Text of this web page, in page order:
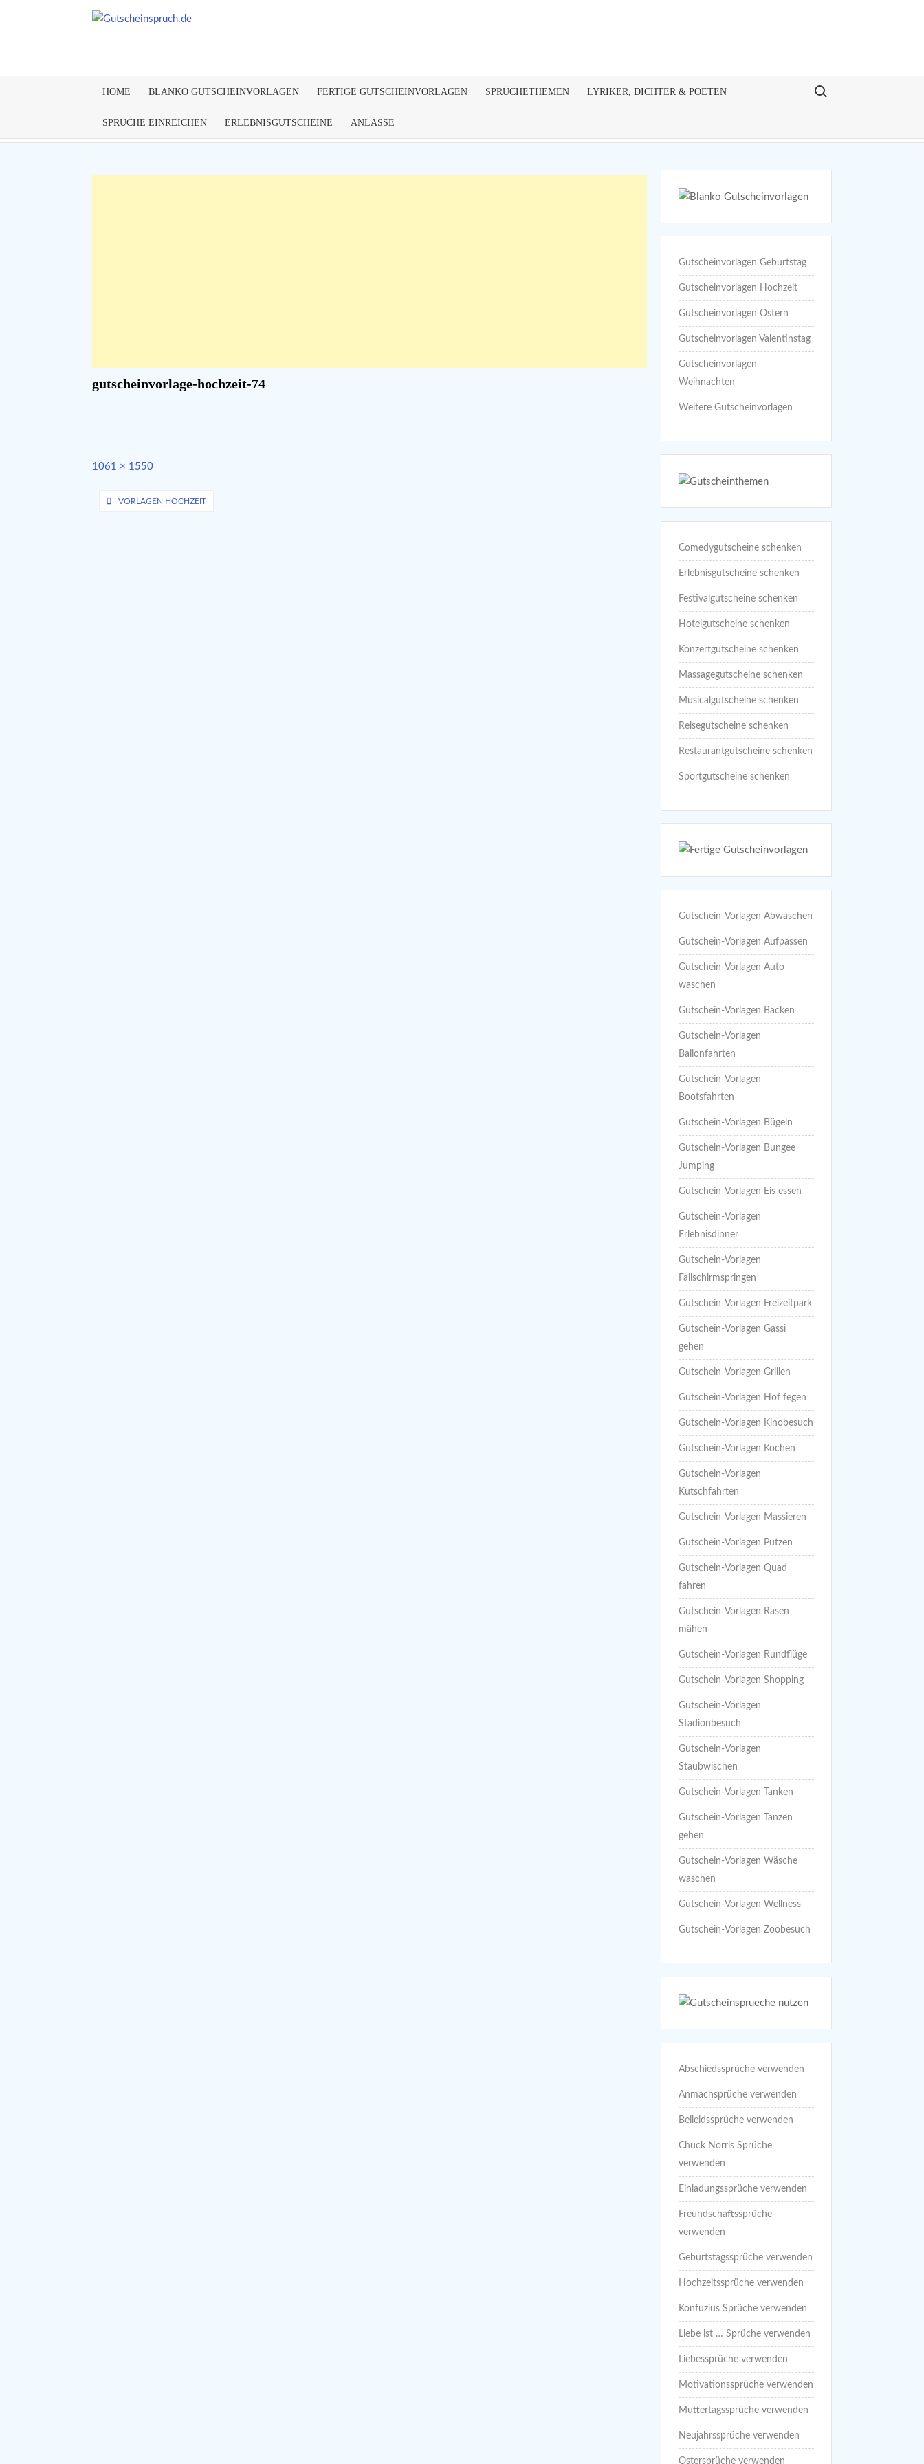
finden
HOME BLANKO GUTSCHEINVORLAGEN FERTIGE GUTSCHEINVORLAGEN SPRÜCHETHEMEN LYRIKER, DICHTER & POETEN
SPRÜCHE EINREICHEN ERLEBNISGUTSCHEINE ANLÄSSE
Search for:
gutscheinvorlage-hochzeit-74
Full
1061 × 1550
Beitragsnavigation
VORLAGEN HOCHZEIT
Gutscheinvorlagen Geburtstag
Gutscheinvorlagen Hochzeit
Gutscheinvorlagen Ostern
Gutscheinvorlagen Valentinstag
Gutscheinvorlagen
Weihnachten
Weitere Gutscheinvorlagen
Comedygutscheine schenken
Erlebnisgutscheine schenken
Festivalgutscheine schenken
Hotelgutscheine schenken
Konzertgutscheine schenken
Massagegutscheine schenken
Musicalgutscheine schenken
Reisegutscheine schenken
Restaurantgutscheine schenken
Sportgutscheine schenken
Gutschein-Vorlagen Abwaschen
Gutschein-Vorlagen Aufpassen
Gutschein-Vorlagen Auto
waschen
Gutschein-Vorlagen Backen
Gutschein-Vorlagen
Ballonfahrten
Gutschein-Vorlagen
Bootsfahrten
Gutschein-Vorlagen Bügeln
Gutschein-Vorlagen Bungee
Jumping
Gutschein-Vorlagen Eis essen
Gutschein-Vorlagen
Erlebnisdinner
Gutschein-Vorlagen
Fallschirmspringen
Gutschein-Vorlagen Freizeitpark
Gutschein-Vorlagen Gassi
gehen
Gutschein-Vorlagen Grillen
Gutschein-Vorlagen Hof fegen
Gutschein-Vorlagen Kinobesuch
Gutschein-Vorlagen Kochen
Gutschein-Vorlagen
Kutschfahrten
Gutschein-Vorlagen Massieren
Gutschein-Vorlagen Putzen
Gutschein-Vorlagen Quad
fahren
Gutschein-Vorlagen Rasen
mähen
Gutschein-Vorlagen Rundflüge
Gutschein-Vorlagen Shopping
Gutschein-Vorlagen
Stadionbesuch
Gutschein-Vorlagen
Staubwischen
Gutschein-Vorlagen Tanken
Gutschein-Vorlagen Tanzen
gehen
Gutschein-Vorlagen Wäsche
waschen
Gutschein-Vorlagen Wellness
Gutschein-Vorlagen Zoobesuch
Abschiedssprüche verwenden
Anmachsprüche verwenden
Beileidssprüche verwenden
Chuck Norris Sprüche
verwenden
Einladungssprüche verwenden
Freundschaftssprüche
verwenden
Geburtstagssprüche verwenden
Hochzeitssprüche verwenden
Konfuzius Sprüche verwenden
Liebe ist … Sprüche verwenden
Liebessprüche verwenden
Motivationssprüche verwenden
Muttertagssprüche verwenden
Neujahrssprüche verwenden
Ostersprüche verwenden